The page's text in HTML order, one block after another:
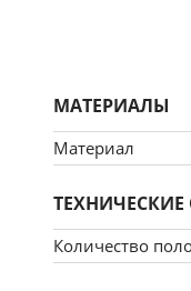
оставить
который
или СБ-3375
МАТЕРИАЛЫ
Материал
Количество